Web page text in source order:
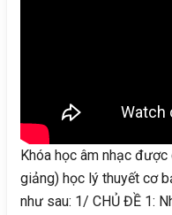
Khóa học âm nhạc
giảng) học lý thuyết cơ
như sau: 1/ CHỦ ĐỀ 1: